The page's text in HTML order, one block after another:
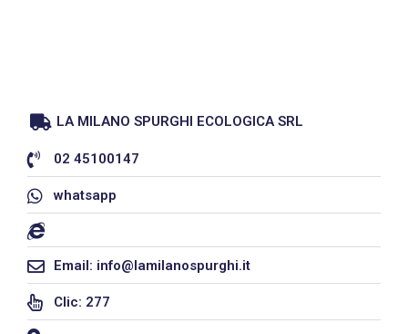
LA MILANO SPURGHI ECOLOGICA SRL
02 45100147
whatsapp
Email: info@lamilanospurghi.it
Clic: 277